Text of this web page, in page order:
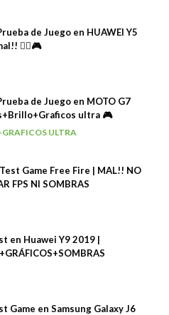
de Juego en HUAWEI Y5
🤦‍♂️🎮
de Juego en MOTO G7
ultra 🎮
ULTRA
Game Free Fire | MAL!! NO
FPS NI SOMBRAS
en Huawei Y9 2019 |
Game en Samsung Galaxy J6